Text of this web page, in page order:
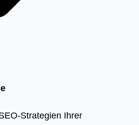
Strategien Ihrer